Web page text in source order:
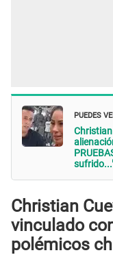
PUEDES
Christian
Christian
vinculado
polémicos